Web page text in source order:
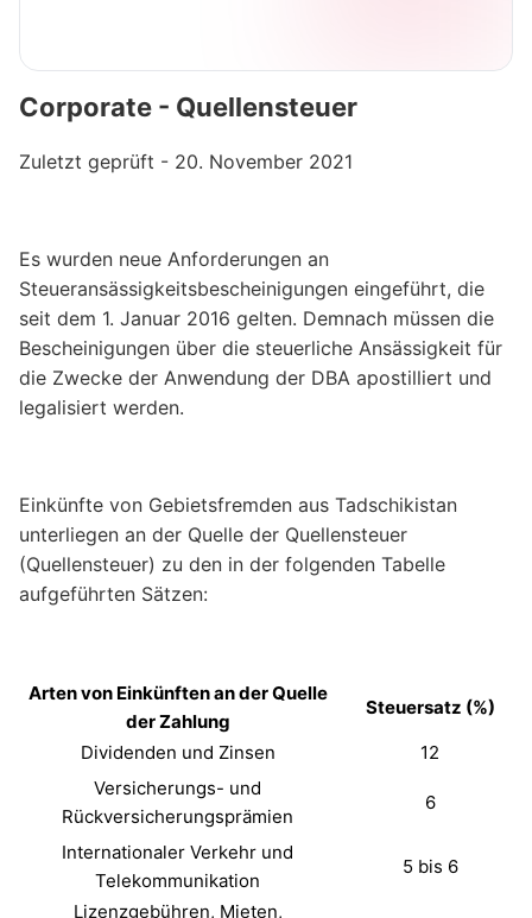
Corporate - Quellensteuer
Zuletzt geprüft - 20. November 2021
Es wurden neue Anforderungen an
Steueransässigkeitsbescheinigungen eingeführt, die
seit dem 1. Januar 2016 gelten. Demnach müssen die
Bescheinigungen über die steuerliche Ansässigkeit für
die Zwecke der Anwendung der DBA apostilliert und
legalisiert werden.
Einkünfte von Gebietsfremden aus Tadschikistan
unterliegen an der Quelle der Quellensteuer
(Quellensteuer) zu den in der folgenden Tabelle
aufgeführten Sätzen:
Arten von Einkünften an der Quelle
der Zahlung
Steuersatz (%)
Dividenden und Zinsen
12
Versicherungs- und
Rückversicherungsprämien
6
Internationaler Verkehr und
Telekommunikation
5 bis 6
Lizenzgebühren, Mieten,